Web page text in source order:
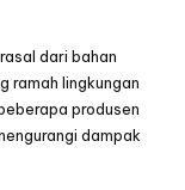
dari bahan
ramah lingkungan
produsen
dampak